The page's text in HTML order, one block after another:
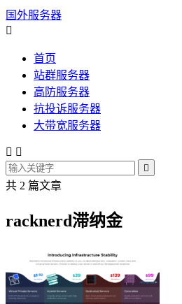
国外服务器

首页
站群服务器
高防服务器
抗投诉服务器
大带宽服务器
 

共 2 篇文章
racknerd滞纳金